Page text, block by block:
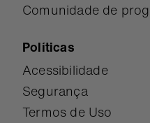
Comunidade de
Políticas
Acessibilidade
Segurança
Termos de Uso